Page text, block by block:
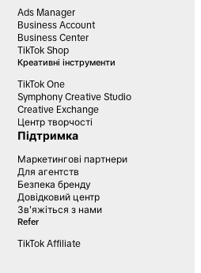
Ads Manager
Business Account
Business Center
TikTok Shop
Креативні інструменти
TikTok One
Symphony Creative Studio
Creative Exchange
Центр творчості
Підтримка
Маркетингові партнери
Для агентств
Безпека бренду
Довідковий центр
Зв'яжіться з нами
Refer
TikTok Affiliate